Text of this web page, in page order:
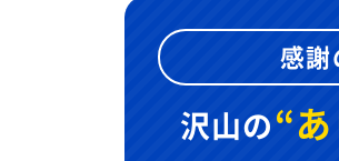
感謝
沢山の“